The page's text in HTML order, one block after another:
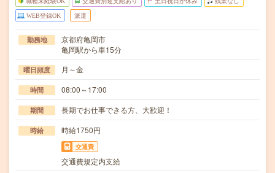
WEB登録OK 派遣
勤務地
京都府亀岡市
亀岡駅から車15分
曜日頻度 月～金
時間 08:00～17:00
期間 長期でお仕事できる方、大歓迎！
時給 時給1750円
交通費
交通費規定内支給